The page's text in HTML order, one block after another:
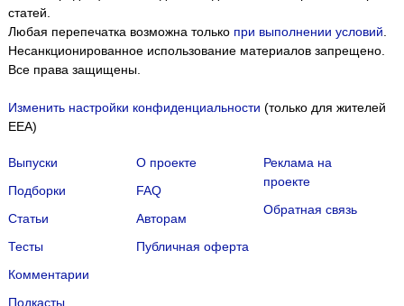
статей.
Любая перепечатка возможна только при выполнении условий
Несанкционированное использование материалов запрещено.
Все права защищены.
Изменить настройки конфиденциальности (только для жителей
EEA)
Выпуски
Подборки
Статьи
Тесты
Комментарии
Подкасты
О проекте
FAQ
Авторам
Публичная оферта
Реклама на
проекте
Обратная связь